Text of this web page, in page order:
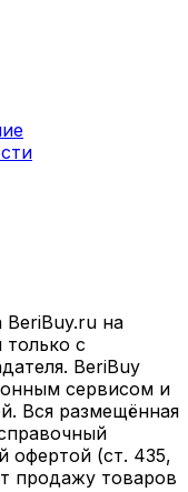
на
только с
BeriBuy
сервисом и
Вся размещённая
офертой (ст. 435,
продажу товаров